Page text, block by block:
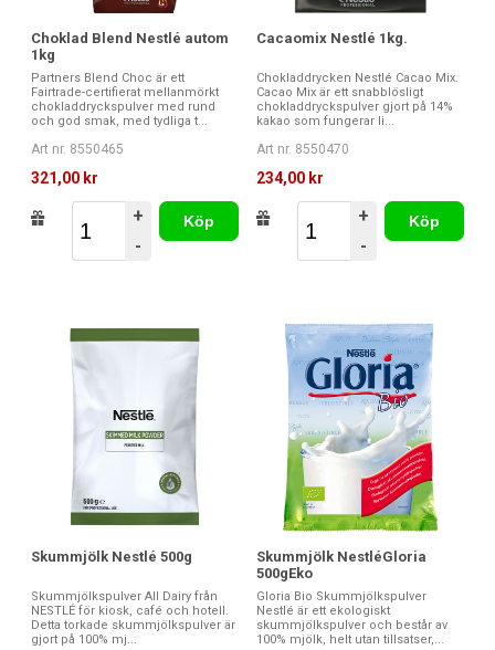
Choklad Blend Nestlé autom
1kg
Partners Blend Choc är ett
Fairtrade-certifierat mellanmörkt
chokladdryckspulver med rund
och god smak, med tydliga t...
Art nr. 8550465
321,00 kr
+
-
Köp
Cacaomix Nestlé 1kg.
Chokladdrycken Nestlé Cacao Mix.
Cacao Mix är ett snabblösligt
chokladdryckspulver gjort på 14%
kakao som fungerar li...
Art nr. 8550470
234,00 kr
+
-
Köp
Skummjölk Nestlé 500g
Skummjölkspulver All Dairy från
NESTLÉ för kiosk, café och hotell.
Detta torkade skummjölkspulver är
gjort på 100% mj...
Skummjölk NestléGloria
500gEko
Gloria Bio Skummjölkspulver
Nestlé är ett ekologiskt
skummjölkspulver och består av
100% mjölk, helt utan tillsatser,...